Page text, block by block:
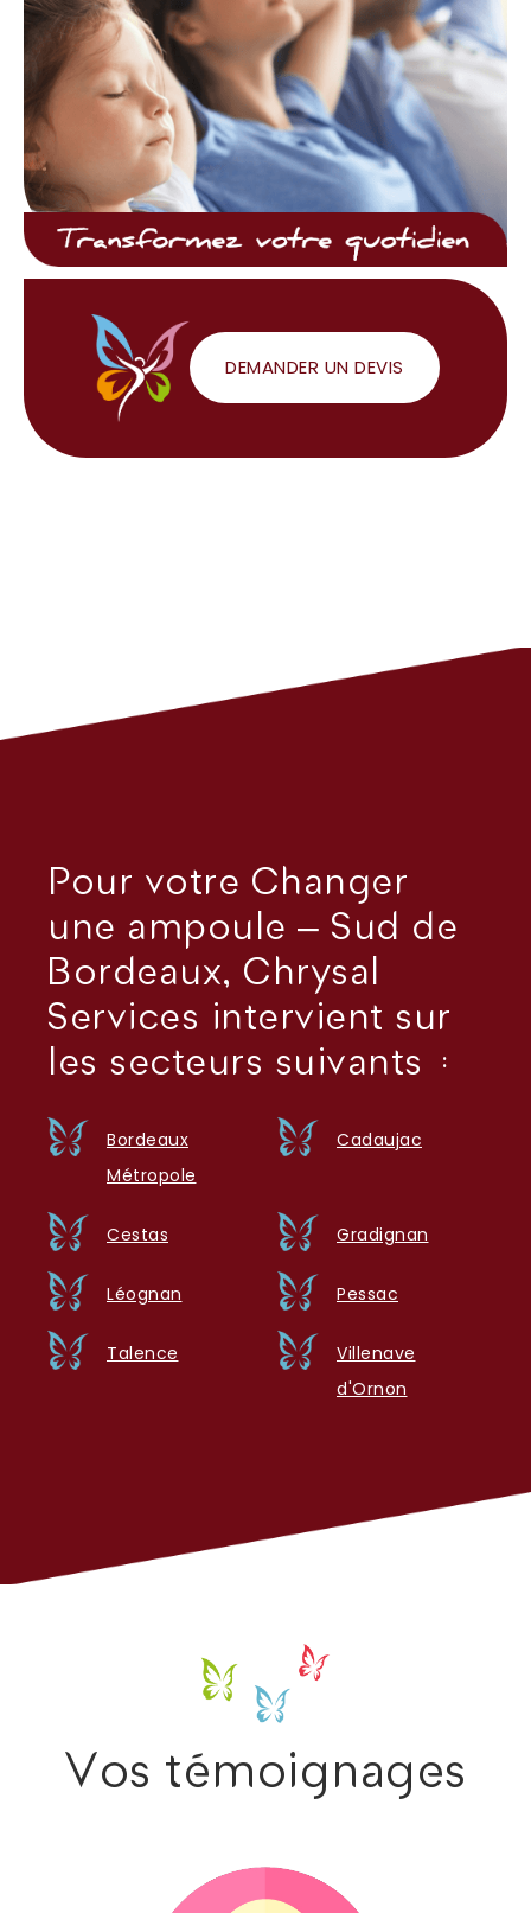
DEMANDER UN DEVIS
Pour votre Changer
une ampoule – Sud de
Bordeaux, Chrysal
Services intervient sur
les secteurs suivants :
Bordeaux
Métropole
Cadaujac
Cestas Gradignan
Léognan Pessac
Talence
Villenave
d'Ornon
Vos témoignages